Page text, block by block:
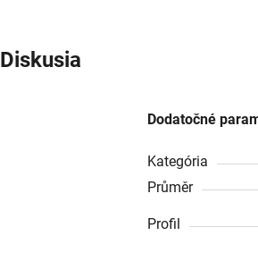
Diskusia
Dodatočné
Kategória
Průměr
Profil